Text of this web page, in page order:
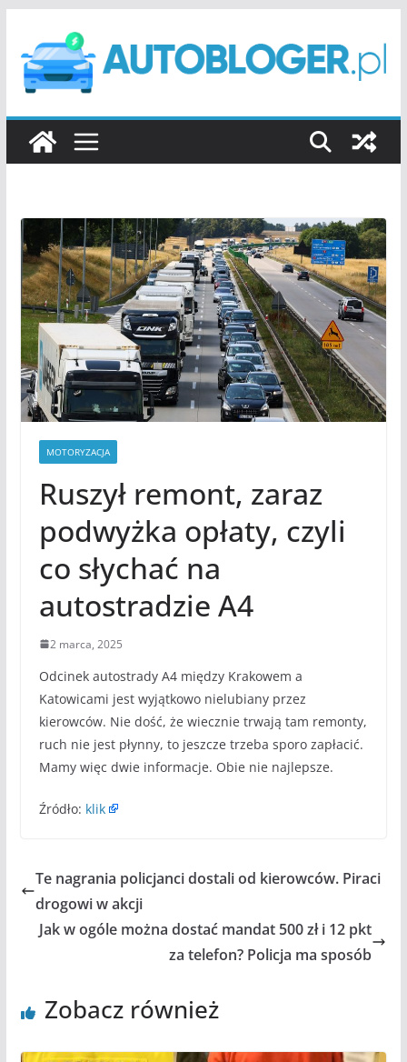
treści
MOTORYZACJA
Ruszył remont, zaraz
podwyżka opłaty, czyli
co słychać na
autostradzie A4
2 marca, 2025
Odcinek autostrady A4 między Krakowem a
Katowicami jest wyjątkowo nielubiany przez
kierowców. Nie dość, że wiecznie trwają tam remonty,
ruch nie jest płynny, to jeszcze trzeba sporo zapłacić.
Mamy więc dwie informacje. Obie nie najlepsze.
Źródło: klik
Te nagrania policjanci dostali od kierowców. Piraci
drogowi w akcji
Jak w ogóle można dostać mandat 500 zł i 12 pkt
za telefon? Policja ma sposób
Zobacz również